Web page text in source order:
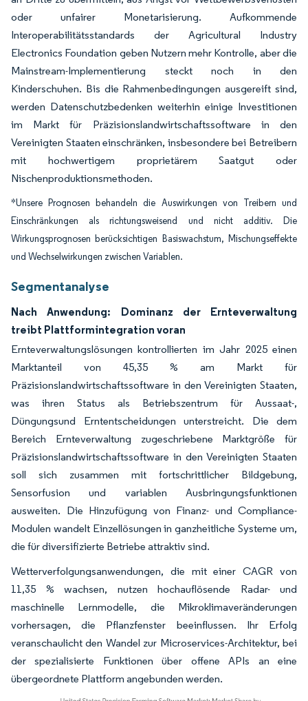
oder unfairer Monetarisierung. Aufkommende
Interoperabilitätsstandards der Agricultural Industry
Electronics Foundation geben Nutzern mehr Kontrolle, aber die
Mainstream-Implementierung steckt noch in den
Kinderschuhen. Bis die Rahmenbedingungen ausgereift sind,
werden Datenschutzbedenken weiterhin einige Investitionen
im Markt für Präzisionslandwirtschaftssoftware in den
Vereinigten Staaten einschränken, insbesondere bei Betreibern
mit hochwertigem proprietärem Saatgut oder
Nischenproduktionsmethoden.
*Unsere Prognosen behandeln die Auswirkungen von Treibern und
Einschränkungen als richtungsweisend und nicht additiv. Die
Wirkungsprognosen berücksichtigen Basiswachstum, Mischungseffekte
und Wechselwirkungen zwischen Variablen.
Segmentanalyse
Nach Anwendung: Dominanz der Ernteverwaltung
treibt Plattformintegration voran
Ernteverwaltungslösungen kontrollierten im Jahr 2025 einen
Marktanteil von 45,35 % am Markt für
Präzisionslandwirtschaftssoftware in den Vereinigten Staaten,
was ihren Status als Betriebszentrum für Aussaat-,
Düngungsund Erntentscheidungen unterstreicht. Die dem
Bereich Ernteverwaltung zugeschriebene Marktgröße für
Präzisionslandwirtschaftssoftware in den Vereinigten Staaten
soll sich zusammen mit fortschrittlicher Bildgebung,
Sensorfusion und variablen Ausbringungsfunktionen
ausweiten. Die Hinzufügung von Finanz- und Compliance-
Modulen wandelt Einzellösungen in ganzheitliche Systeme um,
die für diversifizierte Betriebe attraktiv sind.
Wetterverfolgungsanwendungen, die mit einer CAGR von
11,35 % wachsen, nutzen hochauflösende Radar- und
maschinelle Lernmodelle, die Mikroklimaveränderungen
vorhersagen, die Pflanzfenster beeinflussen. Ihr Erfolg
veranschaulicht den Wandel zur Microservices-Architektur, bei
der spezialisierte Funktionen über offene APIs an eine
übergeordnete Plattform angebunden werden.